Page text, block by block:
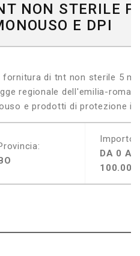
NON STERILE
E DPI
di tnt non sterile 5
regionale dell'emilia-
e prodotti di protezione
Importo:
DA 0 A
100.000